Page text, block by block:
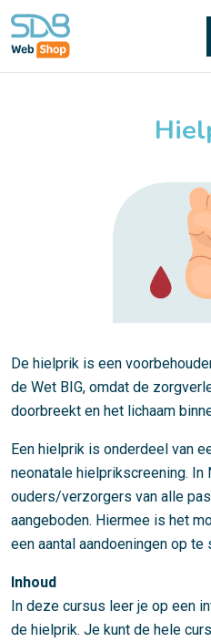
De hielprik is een
de Wet BIG, omdat de
doorbreekt en het lichaam
Een hielprik is onderdeel van
neonatale hielprikscreening. In
ouders/verzorgers van alle
aangeboden. Hiermee is het
een aantal aandoeningen op te
Inhoud
In deze cursus leer je op een
de hielprik. Je kunt de hele